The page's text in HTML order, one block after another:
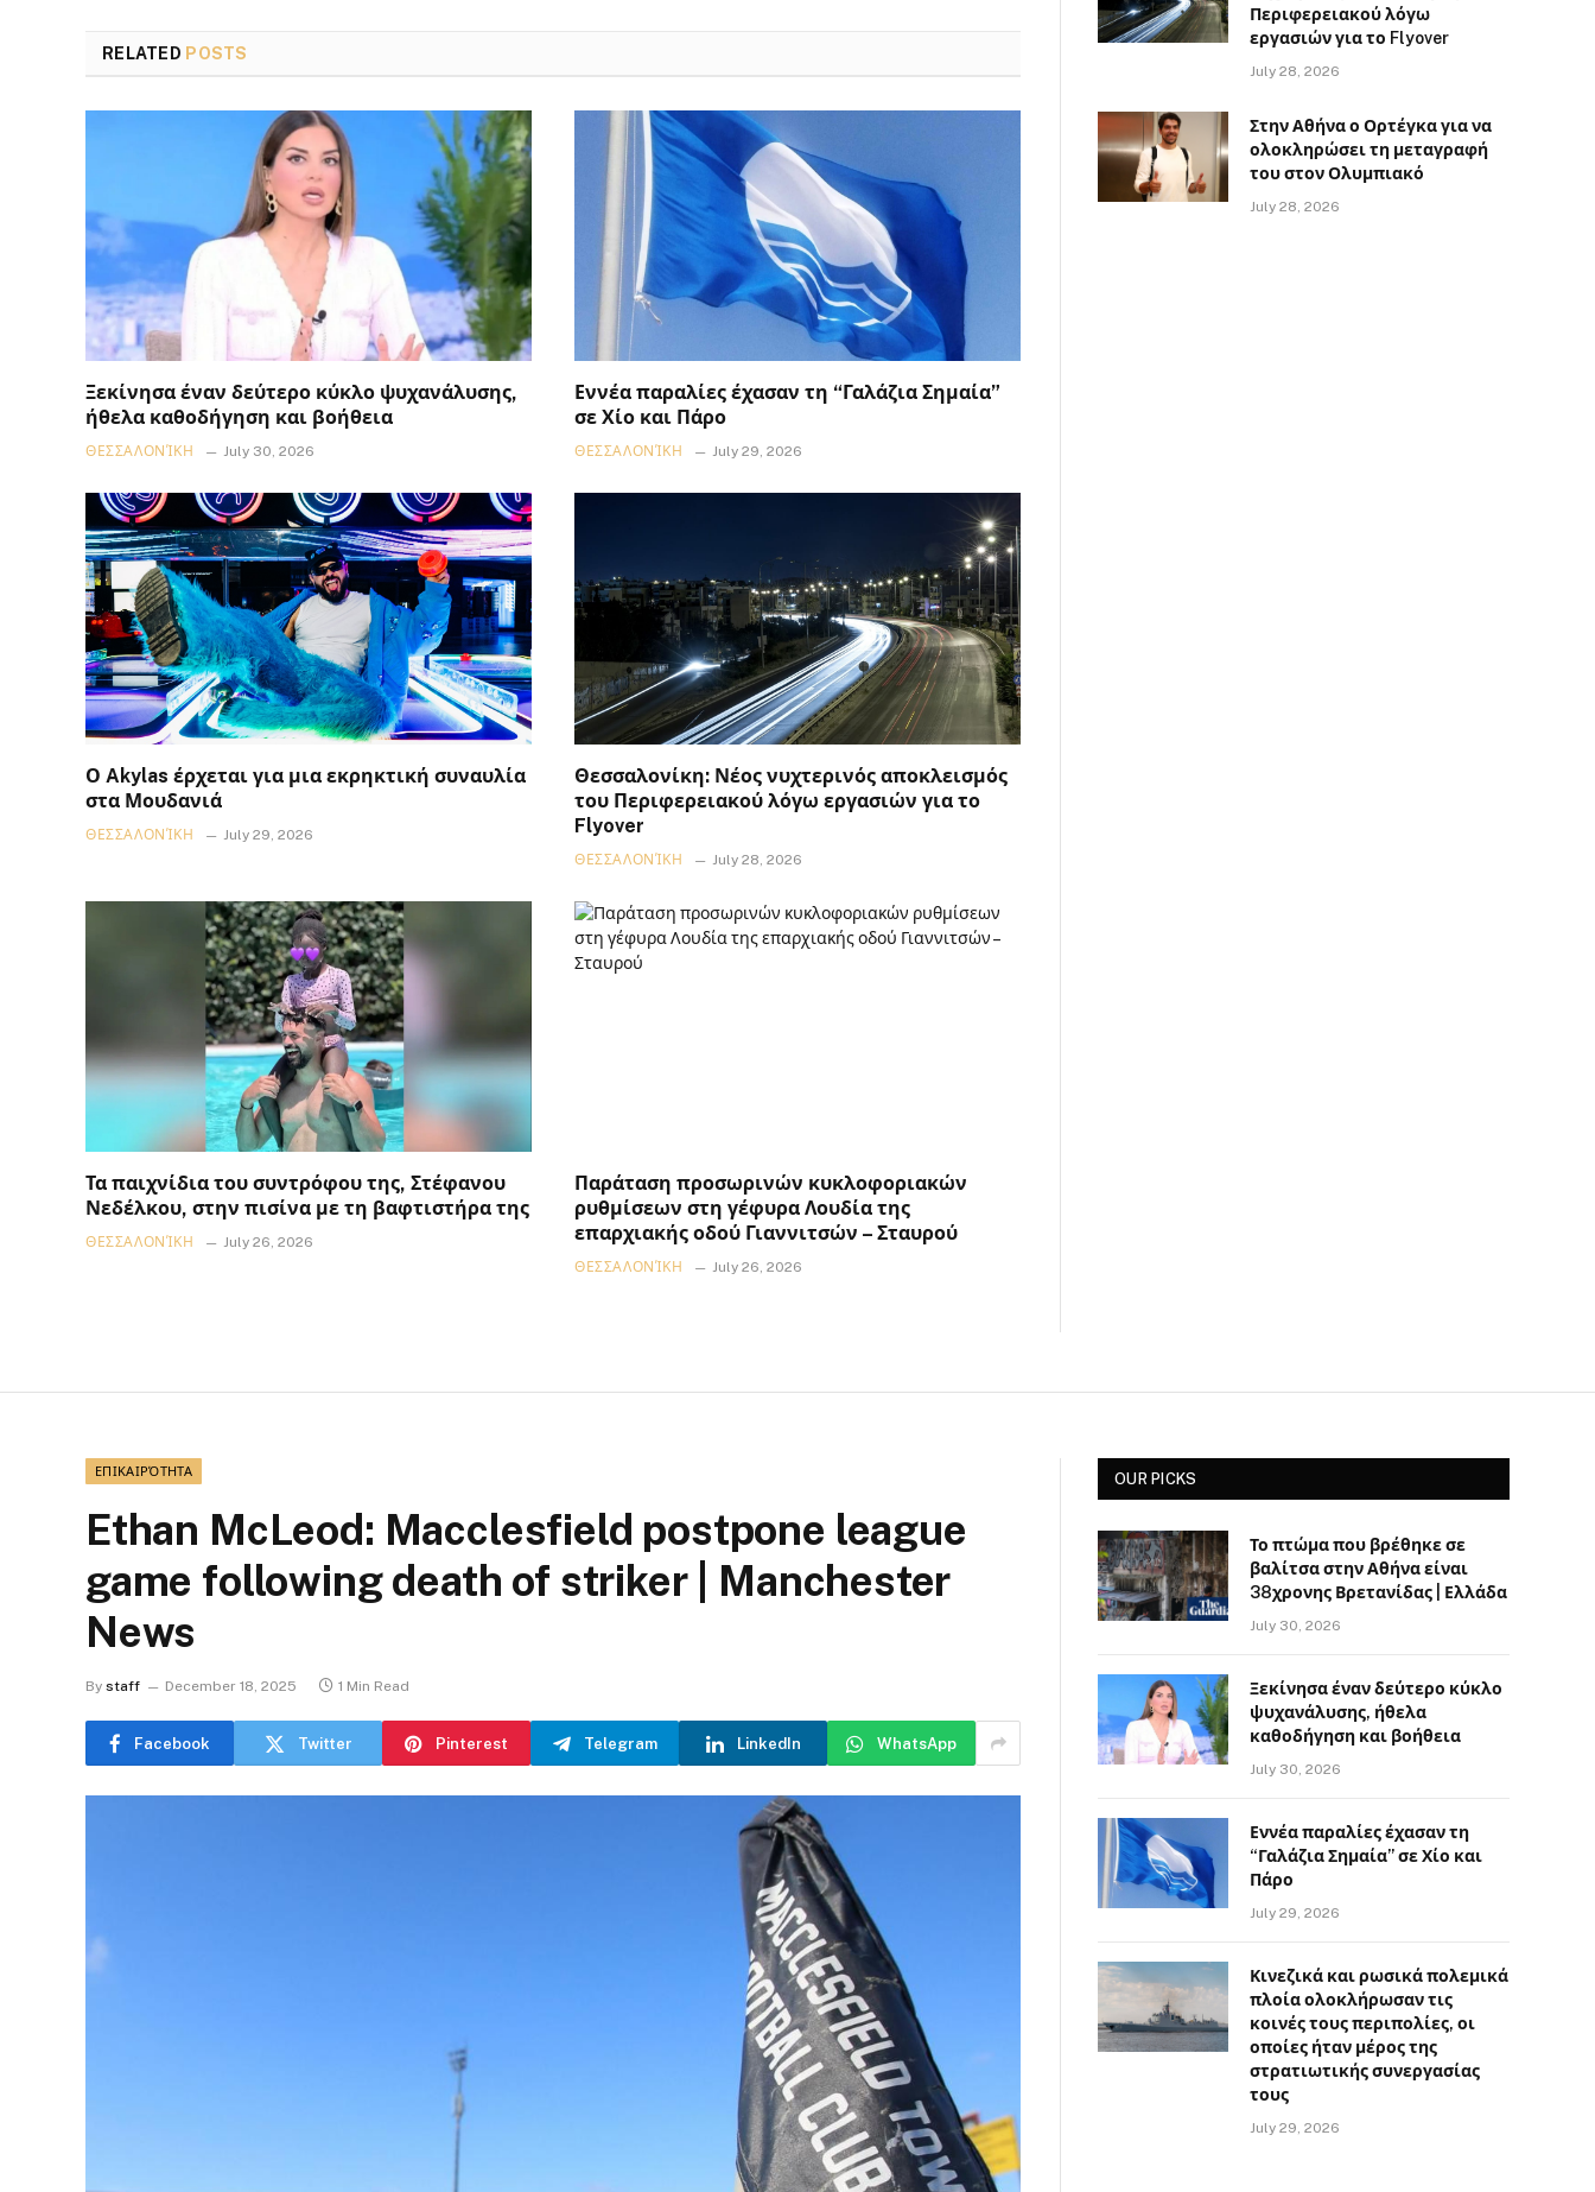
RELATED POSTS
Ξεκίνησα έναν δεύτερο κύκλο ψυχανάλυσης,
ήθελα καθοδήγηση και βοήθεια
ΘΕΣΣΑΛΟΝΊΚΗ July 30, 2026
Εννέα παραλίες έχασαν τη “Γαλάζια Σημαία”
σε Χίο και Πάρο
ΘΕΣΣΑΛΟΝΊΚΗ July 29, 2026
Ο Akylas έρχεται για μια εκρηκτική συναυλία
στα Μουδανιά
ΘΕΣΣΑΛΟΝΊΚΗ July 29, 2026
Θεσσαλονίκη: Νέος νυχτερινός αποκλεισμός
του Περιφερειακού λόγω εργασιών για το
Flyover
ΘΕΣΣΑΛΟΝΊΚΗ July 28, 2026
Τα παιχνίδια του συντρόφου της, Στέφανου
Νεδέλκου, στην πισίνα με τη βαφτιστήρα της
ΘΕΣΣΑΛΟΝΊΚΗ July 26, 2026
Παράταση προσωρινών κυκλοφοριακών
ρυθμίσεων στη γέφυρα Λουδία της
επαρχιακής οδού Γιαννιτσών – Σταυρού
ΘΕΣΣΑΛΟΝΊΚΗ July 26, 2026
Περιφερειακού λόγω
εργασιών για το Flyover
July 28, 2026
Στην Αθήνα ο Ορτέγκα για να
ολοκληρώσει τη μεταγραφή
του στον Ολυμπιακό
July 28, 2026
ΕΠΙΚΑΙΡΌΤΗΤΑ
Ethan McLeod: Macclesfield postpone league
game following death of striker | Manchester
News
By staff December 18, 2025 1 Min Read
Facebook Twitter Pinterest Telegram LinkedIn WhatsApp
OUR PICKS
Το πτώμα που βρέθηκε σε
βαλίτσα στην Αθήνα είναι
38χρονης Βρετανίδας | Ελλάδα
July 30, 2026
Ξεκίνησα έναν δεύτερο κύκλο
ψυχανάλυσης, ήθελα
καθοδήγηση και βοήθεια
July 30, 2026
Εννέα παραλίες έχασαν τη
“Γαλάζια Σημαία” σε Χίο και
Πάρο
July 29, 2026
Κινεζικά και ρωσικά πολεμικά
πλοία ολοκλήρωσαν τις
κοινές τους περιπολίες, οι
οποίες ήταν μέρος της
στρατιωτικής συνεργασίας
τους
July 29, 2026